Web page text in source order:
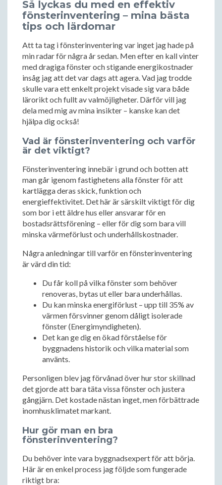
Så lyckas du med en effektiv
fönsterinventering – mina bästa
tips och lärdomar
Att ta tag i fönsterinventering var inget jag hade på
min radar för några år sedan. Men efter en kall vinter
med dragiga fönster och stigande energikostnader
insåg jag att det var dags att agera. Vad jag trodde
skulle vara ett enkelt projekt visade sig vara både
lärorikt och fullt av valmöjligheter. Därför vill jag
dela med mig av mina insikter – kanske kan det
hjälpa dig också!
Vad är fönsterinventering och varför
är det viktigt?
Fönsterinventering innebär i grund och botten att
man går igenom fastighetens alla fönster för att
kartlägga deras skick, funktion och
energieffektivitet. Det här är särskilt viktigt för dig
som bor i ett äldre hus eller ansvarar för en
bostadsrättsförening – eller för dig som bara vill
minska värmeförlust och underhållskostnader.
Några anledningar till varför en fönsterinventering
är värd din tid:
Du får koll på vilka fönster som behöver
renoveras, bytas ut eller bara underhållas.
Du kan minska energiförlust – upp till 35% av
värmen försvinner genom dåligt isolerade
fönster (Energimyndigheten).
Det kan ge dig en ökad förståelse för
byggnadens historik och vilka material som
använts.
Personligen blev jag förvånad över hur stor skillnad
det gjorde att bara täta vissa fönster och justera
gångjärn. Det kostade nästan inget, men förbättrade
inomhusklimatet markant.
Hur gör man en bra
fönsterinventering?
Du behöver inte vara byggnadsexpert för att börja.
Här är en enkel process jag följde som fungerade
riktigt bra: